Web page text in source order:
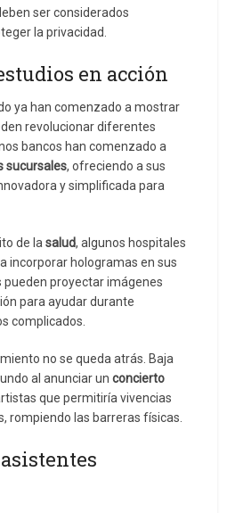
ser considerados
la privacidad.
en acción
ya han comenzado a mostrar
revolucionar diferentes
bancos han comenzado a
sucursales, ofreciendo a sus
y simplificada para
de lasalud, algunos hospitales
incorporar hologramas en sus
pueden proyectar imágenes
para ayudar durante
complicados.
no se queda atrás. Baja
al anunciar unconcierto
que permitiría vivencias
rompiendo las barreras físicas.